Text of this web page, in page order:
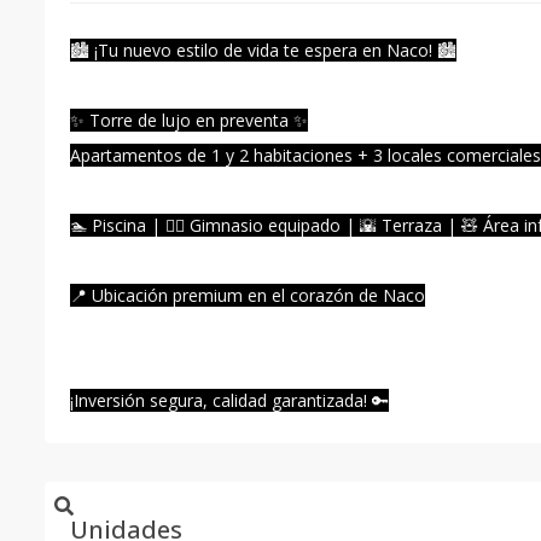
🏙️ ¡Tu nuevo estilo de vida te espera en Naco! 🏙️
✨ Torre de lujo en preventa ✨
Apartamentos de 1 y 2 habitaciones + 3 locales
🏊 Piscina | 🏋️‍♀️ Gimnasio equipado | 🌇 Terraza | 🧸 Área
📍 Ubicación premium en el corazón de Naco
¡Inversión segura, calidad garantizada! 🔑
Unidades